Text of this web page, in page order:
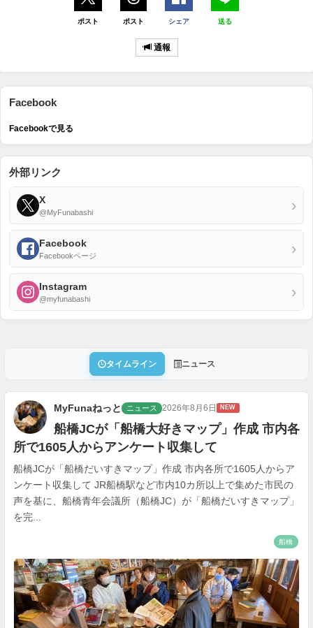
ポスト ポスト シェア 送る
通報
Facebook
Facebookで見る
外部リンク
X
@MyFunabashi ›
Facebook
Facebookページ ›
Instagram
@myfunabashi ›
タイムライン ニュース